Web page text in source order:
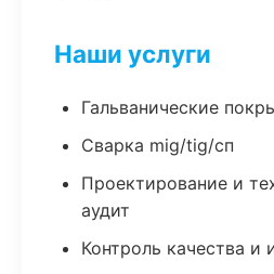
Наши услуги
Гальванические
Сварка mig/tig/сп
Проектирование и
аудит
Контроль качества и